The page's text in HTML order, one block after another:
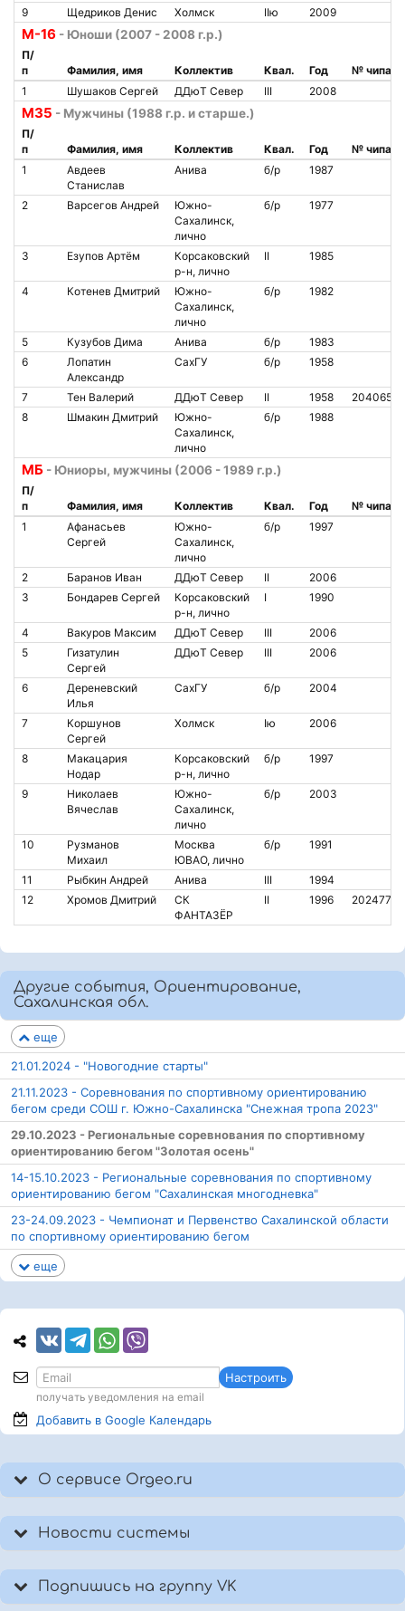
9 Щедриков Денис Холмск IIю 2009
М-16 - Юноши (2007 - 2008 г.р.)
П/
п
Фамилия, имя Коллектив Квал. Год
№ чипа
1
Шушаков Сергей ДДюТ Север III 2008
М35 - Мужчины (1988 г.р. и старше.)
П/
п
Фамилия, имя Коллектив Квал. Год
№ чипа
1
Авдеев
Станислав
Анива б/р 1987
2 Варсегов Андрей
Южно-
Сахалинск,
лично
б/р 1977
3 Езупов Артём
Корсаковский
р-н, лично
II 1985
4 Котенев Дмитрий
Южно-
Сахалинск,
лично
б/р 1982
5 Кузубов Дима Анива б/р
1983
6
Лопатин
Александр
СахГУ б/р 1958
7 Тен Валерий ДДюТ Север II 1958
2040650
8
Шмакин Дмитрий
Южно-
Сахалинск,
лично
б/р 1988
МБ - Юниоры, мужчины (2006 - 1989 г.р.)
П/
п
Фамилия, имя Коллектив Квал. Год
№ чипа
1
Афанасьев
Сергей
Южно-
Сахалинск,
лично
б/р 1997
2 Баранов Иван ДДюТ Север II
2006
3
Бондарев Сергей
Корсаковский
р-н, лично
I 1990
4 Вакуров Максим ДДюТ Север III
2006
5
Гизатулин
Сергей
ДДюТ Север III 2006
6
Дереневский
Илья
СахГУ б/р 2004
7
Коршунов
Сергей
Холмск Iю 2006
8
Макацария
Нодар
Корсаковский
р-н, лично
б/р 1997
9
Николаев
Вячеслав
Южно-
Сахалинск,
лично
б/р 2003
10
Рузманов
Михаил
Москва
ЮВАО, лично
б/р 1991
11 Рыбкин Андрей Анива III
1994
12
Хромов Дмитрий
СК
ФАНТАЗЁР
II 1996 2024775
Другие события, Ориентирование,
Сахалинская обл.
еще
21.01.2024 - "Новогодние старты"
21.11.2023 - Соревнования по спортивному ориентированию
бегом среди СОШ г. Южно-Сахалинска "Снежная тропа 2023"
29.10.2023 - Региональные соревнования по спортивному
ориентированию бегом "Золотая осень"
14-15.10.2023 - Региональные соревнования по спортивному
ориентированию бегом "Сахалинская многодневка"
23-24.09.2023 - Чемпионат и Первенство Сахалинской области
по спортивному ориентированию бегом
еще
Настроить
получать уведомления на email
Добавить в Google Календарь
О сервисе Orgeo.ru
Новости системы
Подпишись на группу VK